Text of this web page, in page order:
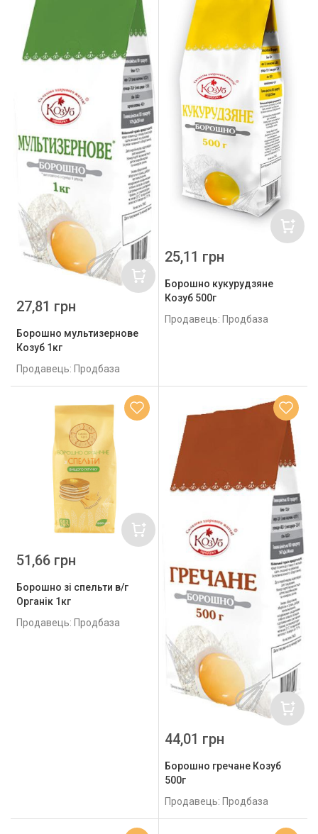
Борошно мультизернове
Козуб 1кг
Продавець: Продбаза
27,81 грн
Борошно кукурудзяне
Козуб 500г
Продавець: Продбаза
25,11 грн
Борошно зі спельти в/г
Органік 1кг
Продавець: Продбаза
51,66 грн
Борошно гречане Козуб
500г
Продавець: Продбаза
44,01 грн